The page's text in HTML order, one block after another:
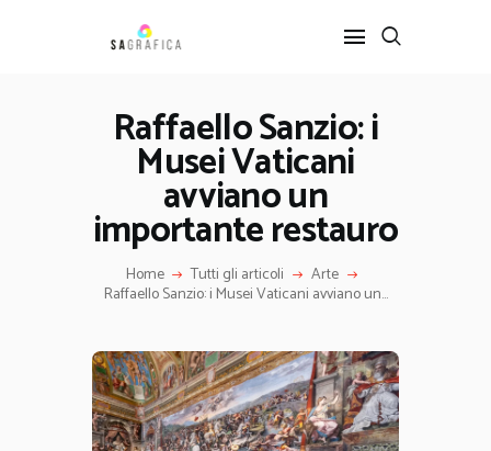
Raffaello Sanzio: i
Musei Vaticani
avviano un
importante restauro
Home Tutti gli articoli Arte
Raffaello Sanzio: i Musei Vaticani avviano un...
HOME
GRAFICA
ARTE
INTERIOR DESIGN
SERVIZI